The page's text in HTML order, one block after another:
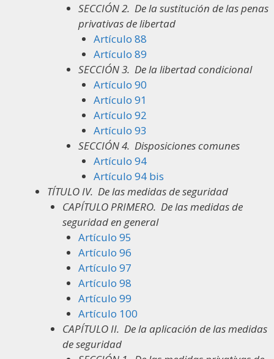
SECCIÓN 2. De la sustitución de las penas
privativas de libertad
Artículo 88
Artículo 89
SECCIÓN 3. De la libertad condicional
Artículo 90
Artículo 91
Artículo 92
Artículo 93
SECCIÓN 4. Disposiciones comunes
Artículo 94
Artículo 94 bis
TÍTULO IV. De las medidas de seguridad
CAPÍTULO PRIMERO. De las medidas de
seguridad en general
Artículo 95
Artículo 96
Artículo 97
Artículo 98
Artículo 99
Artículo 100
CAPÍTULO II. De la aplicación de las medidas
de seguridad